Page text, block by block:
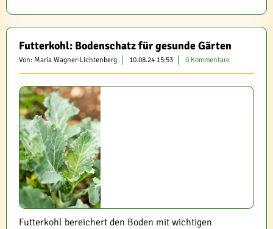
Futterkohl: Bodenschatz für gesunde Gärten
Von: Maria Wagner-Lichtenberg 10.08.24 15:53 0 Kommentare
Futterkohl bereichert den Boden mit wichtigen